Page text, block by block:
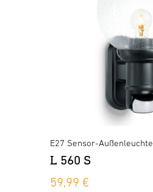
E27 Sensor-Außenleuchte
L 560 S
59,99 €